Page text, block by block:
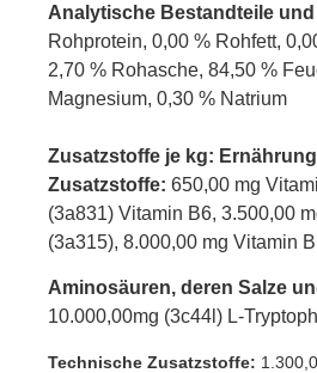
Analytische Bestandteile und
Rohprotein, 0,00 % Rohfett,
2,70 % Rohasche, 84,50 %
Magnesium, 0,30 % Natrium
Zusatzstoffe je kg:
Zusatzstoffe: 650,00 mg
(3a831) Vitamin B6, 3.500,00
(3a315), 8.000,00 mg Vitamin
Aminosäuren, deren Salze
10.000,00mg (3c44l) L-
Technische Zusatzstoffe: